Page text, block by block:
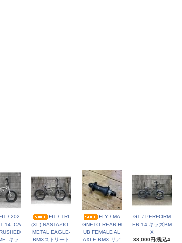
/ 202
14 -CA
キッ
FIT / TRL
(XL) NASTAZIO -
METAL EAGLE-
BMXストリート
FLY / MA
GNETO REAR H
UB FEMALE AL
AXLE BMX リア
GT / PERFORM
ER 14 キッズBM
X
38,000円(税込4